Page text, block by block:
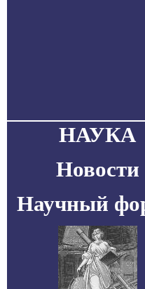
НАУКА
Новости
Научный